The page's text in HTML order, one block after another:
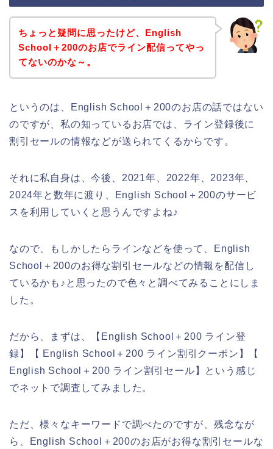
ちょっと疑問に思ったけど、English
School＋200のお店でライン配信ってやっ
てないのかな～。
というのは、English School＋200のお店の話ではない
のですが、私の知っているお店では、ライン登録後に
割引セールの情報などが送られてくるからです。
それに私自身は、今後、2021年、2022年、2023年、
2024年と数年に渡り、English School＋200のサービ
スを利用していくと思うんですよね♪
なので、もしかしたらラインなどを使って、English
School＋200のお得な割引セールなどの情報を配信し
ているかも♪と思ったので色々と調べてみることにしま
した。
だから、まずは、【English School＋200 ライン登
録】【 English School＋200 ライン割引クーポン】【
English School＋200 ライン割引セール】という感じ
でネットで調査してみました。
ただ、様々なキーワードで調べたのですが、残念なが
ら、English School＋200のお店がお得な割引セールな